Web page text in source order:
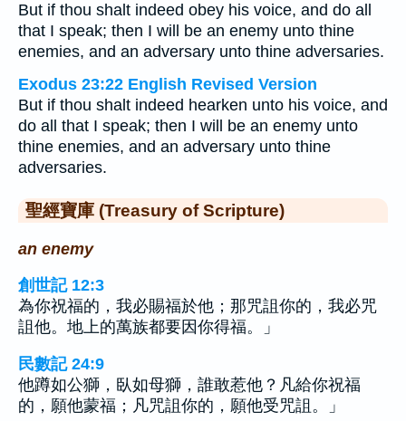
But if thou shalt indeed obey his voice, and do all
that I speak; then I will be an enemy unto thine
enemies, and an adversary unto thine adversaries.
Exodus 23:22 English Revised Version
But if thou shalt indeed hearken unto his voice, and
do all that I speak; then I will be an enemy unto
thine enemies, and an adversary unto thine
adversaries.
聖經寶庫 (Treasury of Scripture)
an enemy
創世記 12:3
為你祝福的，我必賜福於他；那咒詛你的，我必咒
詛他。地上的萬族都要因你得福。」
民數記 24:9
他蹲如公獅，臥如母獅，誰敢惹他？凡給你祝福
的，願他蒙福；凡咒詛你的，願他受咒詛。」